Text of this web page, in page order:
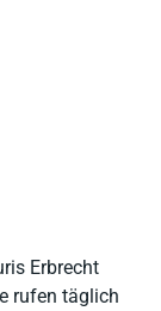
Erbrecht
rufen täglich